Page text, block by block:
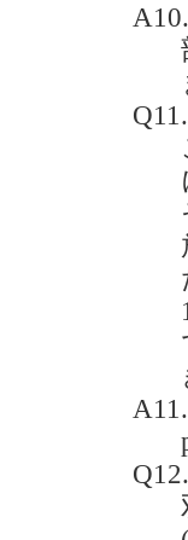
A10.
Q11.
A11.
Q12.